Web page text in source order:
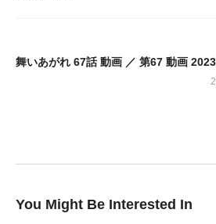
You Might Be Interested In